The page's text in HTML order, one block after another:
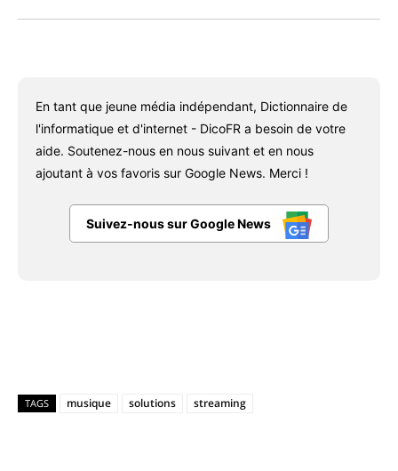
En tant que jeune média indépendant, Dictionnaire de
l'informatique et d'internet - DicoFR a besoin de votre
aide. Soutenez-nous en nous suivant et en nous
ajoutant à vos favoris sur Google News. Merci !
Suivez-nous sur Google News
TAGS musique solutions streaming